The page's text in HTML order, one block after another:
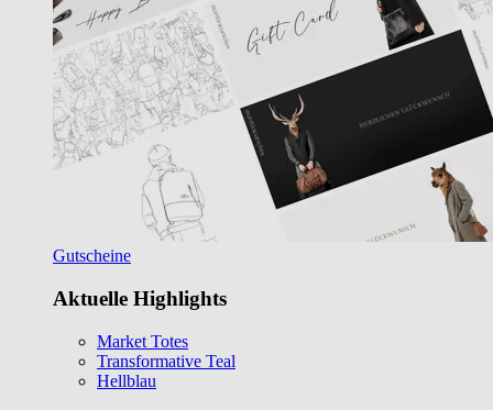
Gutscheine
Aktuelle Highlights
Market Totes
Transformative Teal
Hellblau